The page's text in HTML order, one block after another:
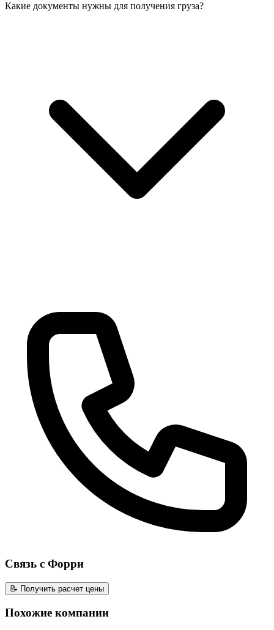
Какие документы нужны для получения груза?
Связь с Форри
📝 Получить расчет цены
Похожие компании